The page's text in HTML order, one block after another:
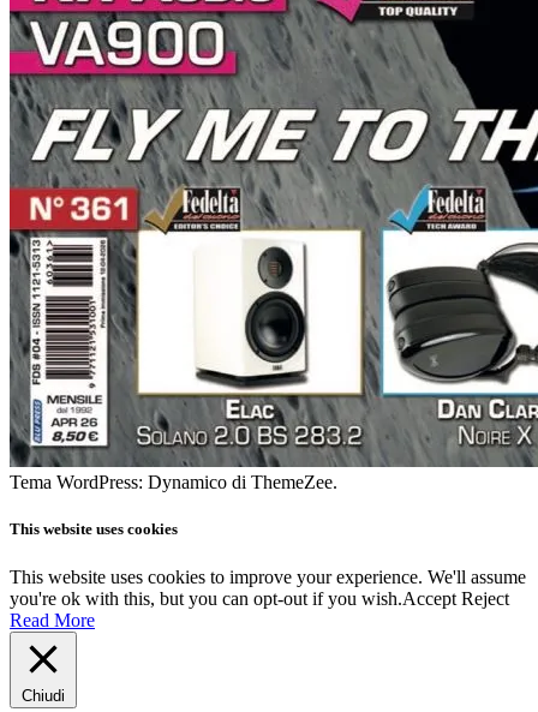
Tema WordPress: Dynamico di ThemeZee.
This website uses cookies
This website uses cookies to improve your experience. We'll assume
you're ok with this, but you can opt-out if you wish.Accept Reject
Read More
Chiudi